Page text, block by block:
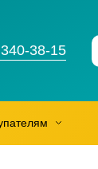
38-15